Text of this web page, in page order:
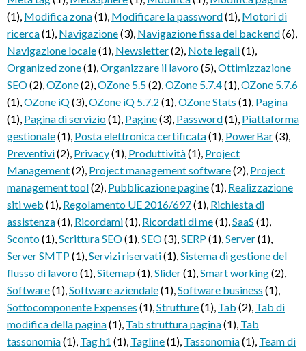
(1), Modifica zona(1), Modificare la password(1), Motori di
ricerca(1), Navigazione(3), Navigazione fissa del backend(6),
Navigazione locale(1), Newsletter(2), Note legali(1),
Organized zone(1),Organizzare il lavoro(5),Ottimizzazione
SEO(2),OZone(2),OZone 5.5(2),OZone 5.7.4(1),OZone 5.7.6
(1),OZone iQ(3),OZone iQ 5.7.2 (1),OZone Stats (1), Pagina
(1), Pagina di servizio(1), Pagine(3), Password(1), Piattaforma
gestionale(1), Posta elettronica certificata(1), PowerBar(3),
Preventivi(2), Privacy(1), Produttività(1), Project
Management(2), Project management software(2), Project
management tool(2), Pubblicazione pagine(1), Realizzazione
siti web (1), Regolamento UE 2016/697(1), Richiesta di
assistenza(1), Ricordami(1), Ricordati di me(1),SaaS (1),
Sconto(1),Scrittura SEO(1),SEO(3),SERP(1),Server(1),
Server SMTP(1),Servizi riservati(1),Sistema di gestione del
flusso di lavoro(1),Sitemap(1),Slider(1),Smart working(2),
Software(1),Software aziendale(1),Software business (1),
Sottocomponente Expenses (1),Strutture(1), Tab (2), Tab di
modifica della pagina(1), Tab struttura pagina(1), Tab
tassonomia(1), Tag h1 (1), Tagline(1), Tassonomia(1), Team di